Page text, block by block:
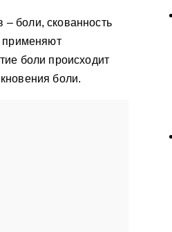
боли, скованность
применяют
боли происходит
боли.